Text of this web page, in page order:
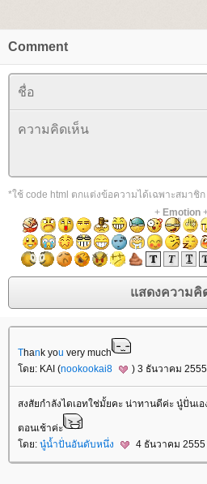
Comment
*ใช้ code html ตกแต่งข้อความได้เฉพาะสมาชิก
+ Emotion
Thank you very much
ดย: KAI (nookookai8 ) 3 ธันวาคม
สงสัยกำลังไดเอทใช่มั้ยคะ น่าทานดีค่ะ นู๋ปั่นเ
ตอนเช้าค่ะ
ดย: นู๋น้ำปั่นอันดับหนึ่ง 4 ธันวาคม 2555